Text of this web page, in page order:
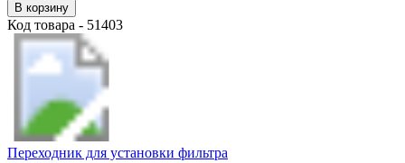
В корзину
Код товара - 51403
Переходник для установки фильтра